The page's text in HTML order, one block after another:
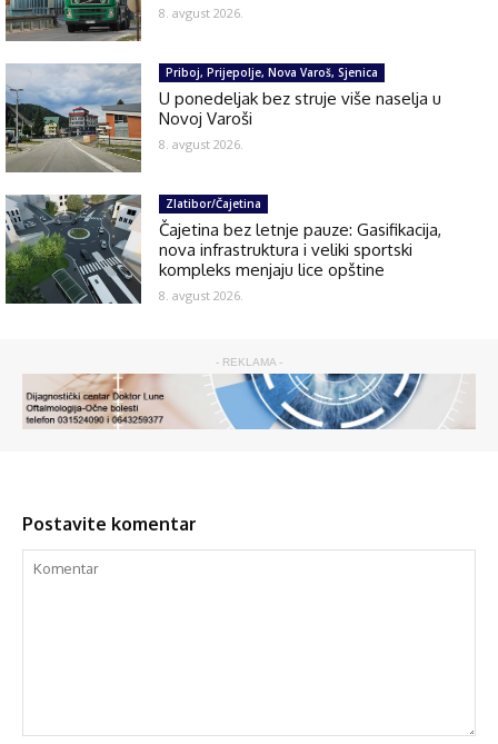
8. avgust 2026.
Priboj, Prijepolje, Nova Varoš, Sjenica
U ponedeljak bez struje više naselja u
Novoj Varoši
8. avgust 2026.
Zlatibor/Čajetina
Čajetina bez letnje pauze: Gasifikacija,
nova infrastruktura i veliki sportski
kompleks menjaju lice opštine
8. avgust 2026.
- REKLAMA -
Postavite komentar